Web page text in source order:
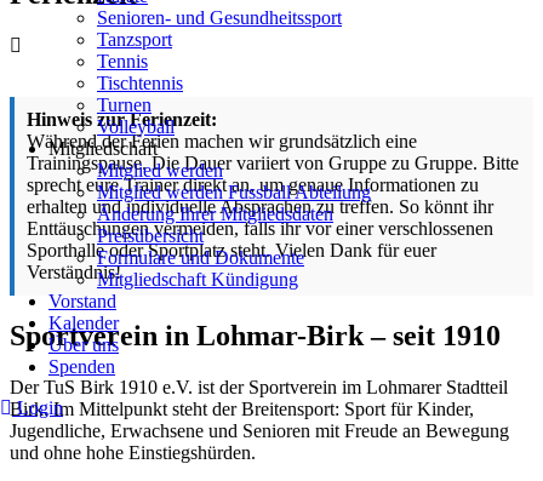
Senioren- und Gesundheitssport
Tanzsport
Tennis
Tischtennis
Turnen
Volleyball
Mitgliedschaft
Mitglied werden
Mitglied werden Fussball Abteilung
Änderung Ihrer Mitgliedsdaten
Preisübersicht
Formulare und Dokumente
Mitgliedschaft Kündigung
Vorstand
Kalender
Über uns
Spenden
Login
Hinweis zur Ferienzeit:
Während der Ferien machen wir grundsätzlich eine
Trainingspause. Die Dauer variiert von Gruppe zu Gruppe. Bitte
sprecht eure Trainer direkt an, um genaue Informationen zu
erhalten und individuelle Absprachen zu treffen. So könnt ihr
Enttäuschungen vermeiden, falls ihr vor einer verschlossenen
Sporthalle oder Sportplatz steht. Vielen Dank für euer
Verständnis!
Sportverein in Lohmar-Birk – seit 1910
Der TuS Birk 1910 e.V. ist der Sportverein im Lohmarer Stadtteil
Birk. Im Mittelpunkt steht der Breitensport: Sport für Kinder,
Jugendliche, Erwachsene und Senioren mit Freude an Bewegung
und ohne hohe Einstiegshürden.